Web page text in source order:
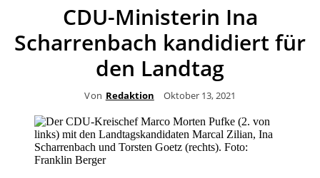
CDU-Ministerin Ina
Scharrenbach kandidiert für
den Landtag
Von Redaktion Oktober 13, 2021